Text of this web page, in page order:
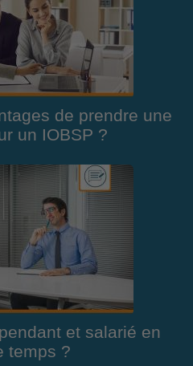
de prendre une
un IOBSP ?
et salarié en
temps ?